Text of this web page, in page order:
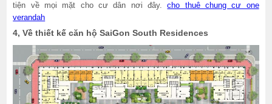
tiện về mọi mặt cho cư dân nơi đây.cho thuê chung cư one
verandah
4, Về thiết kế căn hộ SaiGon South Residences